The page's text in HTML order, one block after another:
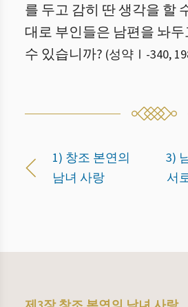
를 두고 감히 딴 생각을 할
대로 부인들은 남편을 놔
수 있습니까? (성약Ⅰ -340,
1) 창조 본연의
남녀 사랑
3)
서